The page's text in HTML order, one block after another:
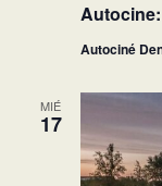
Autociné
MIÉ
17